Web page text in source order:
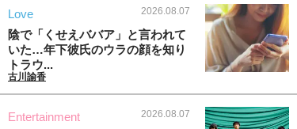
Love 2026.08.07
陰で「くせえババア」と言われて
いた…年下彼氏のウラの顔を知り
トラウ...
古川諭香
Entertainment 2026.08.07